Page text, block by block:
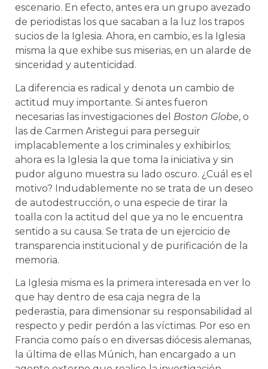
escenario. En efecto, antes era un grupo avezado
de periodistas los que sacaban a la luz los trapos
sucios de la Iglesia. Ahora, en cambio, es la Iglesia
misma la que exhibe sus miserias, en un alarde de
sinceridad y autenticidad.
La diferencia es radical y denota un cambio de
actitud muy importante. Si antes fueron
necesarias las investigaciones del Boston Globe, o
las de Carmen Aristegui para perseguir
implacablemente a los criminales y exhibirlos;
ahora es la Iglesia la que toma la iniciativa y sin
pudor alguno muestra su lado oscuro. ¿Cuál es el
motivo? Indudablemente no se trata de un deseo
de autodestrucción, o una especie de tirar la
toalla con la actitud del que ya no le encuentra
sentido a su causa. Se trata de un ejercicio de
transparencia institucional y de purificación de la
memoria.
La Iglesia misma es la primera interesada en ver lo
que hay dentro de esa caja negra de la
pederastia, para dimensionar su responsabilidad al
respecto y pedir perdón a las víctimas. Por eso en
Francia como país o en diversas diócesis alemanas,
la última de ellas Múnich, han encargado a un